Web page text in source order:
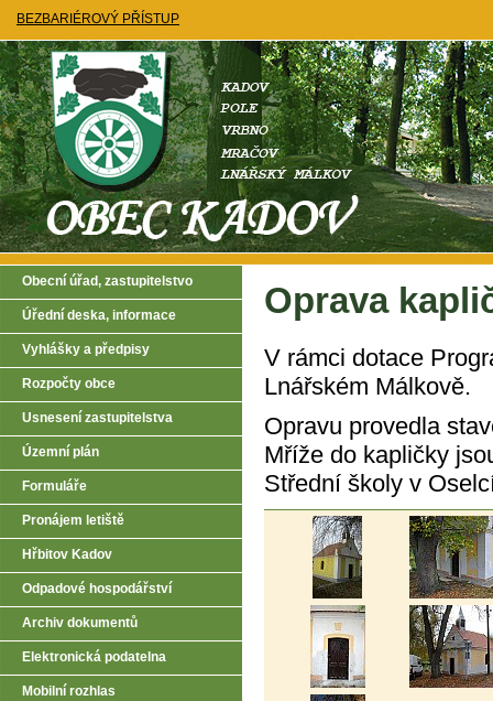
BEZBARIÉROVÝ PŘÍSTUP
Oprava
V rámci dotace
Lnářském Málkově.
Opravu provedla
Mříže do kapličky
Střední školy v
Obecní úřad, zastupitelstvo
Úřední deska, informace
Vyhlášky a předpisy
Rozpočty obce
Usnesení zastupitelstva
Územní plán
Formuláře
Pronájem letiště
Hřbitov Kadov
Odpadové hospodářství
Archiv dokumentů
Elektronická podatelna
Mobilní rozhlas